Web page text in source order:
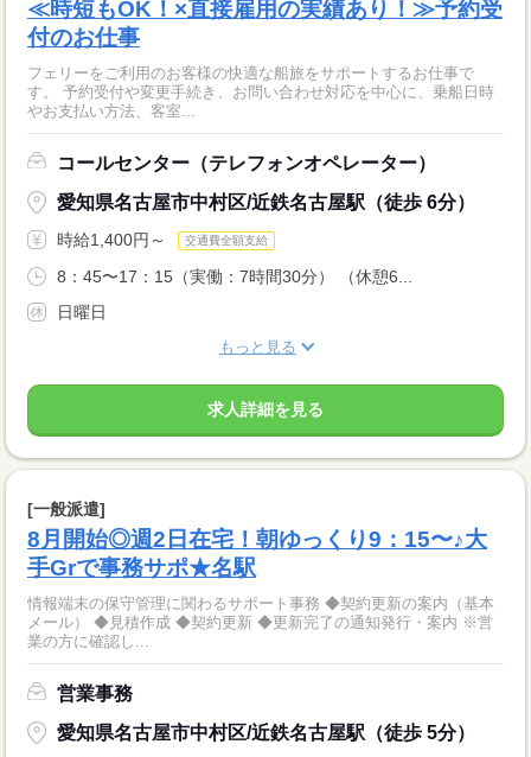
≪時短もOK！×直接雇用の実績あり！≫予約受
付のお仕事
フェリーをご利用のお客様の快適な船旅をサポートするお仕事で
す。 予約受付や変更手続き、お問い合わせ対応を中心に、乗船日時
やお支払い方法、客室...
コールセンター（テレフォンオペレーター）
愛知県名古屋市中村区/近鉄名古屋駅（徒歩 6分）
時給1,400円～ 交通費全額支給
8：45〜17：15（実働：7時間30分） （休憩6...
日曜日
もっと見る
求人詳細を見る
[一般派遣]
8月開始◎週2日在宅！朝ゆっくり9：15〜♪大
手Grで事務サポ★名駅
情報端末の保守管理に関わるサポート事務 ◆契約更新の案内（基本
メール） ◆見積作成 ◆契約更新 ◆更新完了の通知発行・案内 ※営
業の方に確認し...
営業事務
愛知県名古屋市中村区/近鉄名古屋駅（徒歩 5分）